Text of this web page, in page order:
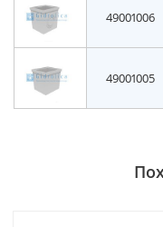
49001006
49001005